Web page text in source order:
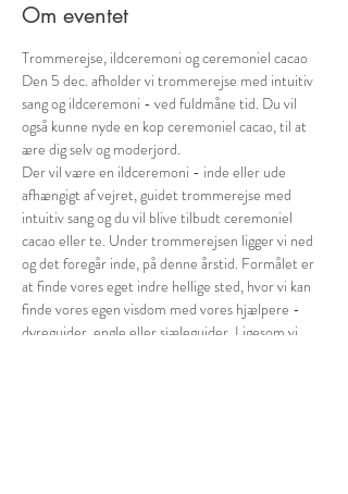
Om eventet
Trommerejse, ildceremoni og ceremoniel cacao
Den 5 dec. afholder vi trommerejse med intuitiv
sang og ildceremoni - ved fuldmåne tid. Du vil
også kunne nyde en kop ceremoniel cacao, til at
ære dig selv og moderjord.
Der vil være en ildceremoni - inde eller ude
afhængigt af vejret, guidet trommerejse med
intuitiv sang og du vil blive tilbudt ceremoniel
cacao eller te. Under trommerejsen ligger vi ned
og det foregår inde, på denne årstid. Formålet er
at finde vores eget indre hellige sted, hvor vi kan
finde vores egen visdom med vores hjælpere -
dyreguider, engle eller sjæleguider. Ligesom vi